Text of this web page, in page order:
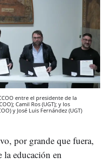
entre el presidente de la
Camil Ros (UGT); y los
y José Luis Fernández (UGT)
por grande que fuera,
educación en